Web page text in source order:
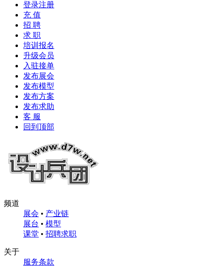
登录注册
充 值
招 聘
求 职
培训报名
升级会员
入驻接单
发布展会
发布模型
发布方案
发布求助
客 服
回到顶部
频道
展会 • 产业链
展台 • 模型
课堂 • 招聘求职
关于
服务条款